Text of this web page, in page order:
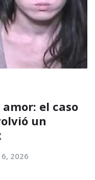
el caso
un
2026